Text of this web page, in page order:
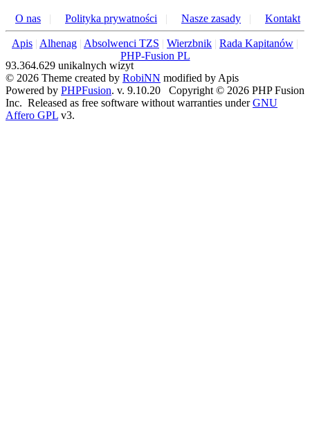
O nas | Polityka prywatności | Nasze zasady | Kontakt
Apis | Alhenag | Absolwenci TZS | Wierzbnik | Rada Kapitanów |
PHP-Fusion PL
93.364.629 unikalnych wizyt
© 2026 Theme created by RobiNN modified by Apis
Powered by PHPFusion. v. 9.10.20 Copyright © 2026 PHP Fusion
Inc. Released as free software without warranties underGNU
Affero GPL v3.